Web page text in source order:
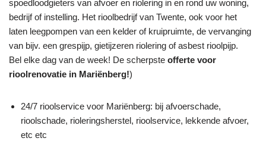
spoedloodgieters van afvoer en riolering in en rond uw woning,
bedrijf of instelling. Het rioolbedrijf van Twente, ook voor het
laten leegpompen van een kelder of kruipruimte, de vervanging
van bijv. een grespijp, gietijzeren riolering of asbest rioolpijp.
Bel elke dag van de week! De scherpste offerte voor
rioolrenovatie in Mariënberg!)
24/7 rioolservice voor Mariënberg: bij afvoerschade,
rioolschade, rioleringsherstel, rioolservice, lekkende afvoer,
etc etc